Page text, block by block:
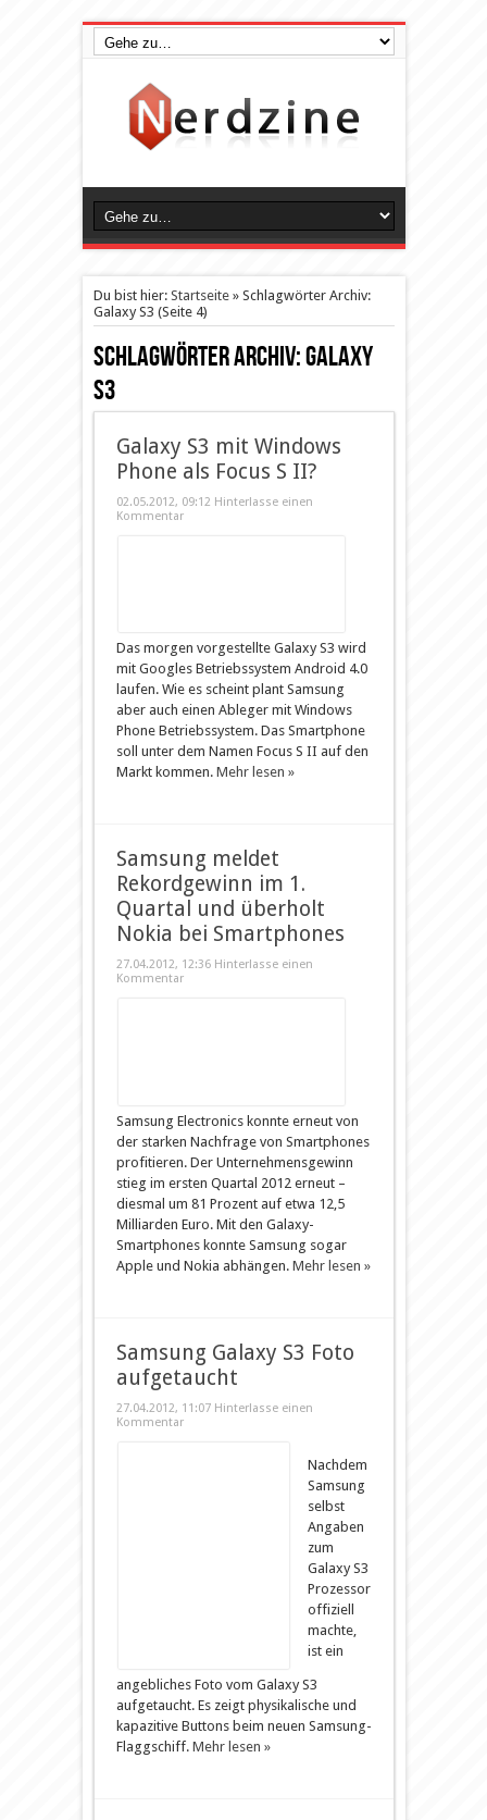
Du bist hier: Startseite» Schlagwörter Archiv:
Galaxy S3 (Seite 4)
Schlagwörter Archiv:Galaxy
S3
Galaxy S3 mit Windows
Phone als Focus S II?
02.05.2012, 09:12 Hinterlasse einen
Kommentar
Das morgen vorgestellte Galaxy S3 wird
mit Googles Betriebssystem Android 4.0
laufen. Wie es scheint plant Samsung
aber auch einen Ableger mit Windows
Phone Betriebssystem. Das Smartphone
soll unter dem Namen Focus S II auf den
Markt kommen. Mehr lesen »
Samsung meldet
Rekordgewinn im 1.
Quartal und überholt
Nokia bei Smartphones
27.04.2012, 12:36 Hinterlasse einen
Kommentar
Samsung Electronics konnte erneut von
der starken Nachfrage von Smartphones
profitieren. Der Unternehmensgewinn
stieg im ersten Quartal 2012 erneut –
diesmal um 81 Prozent auf etwa 12,5
Milliarden Euro. Mit den Galaxy-
Smartphones konnte Samsung sogar
Apple und Nokia abhängen. Mehr lesen »
Samsung Galaxy S3 Foto
aufgetaucht
27.04.2012, 11:07 Hinterlasse einen
Kommentar
Nachdem
Samsung
selbst
Angaben
zum
Galaxy S3
Prozessor
offiziell
machte,
ist ein
angebliches Foto vom Galaxy S3
aufgetaucht. Es zeigt physikalische und
kapazitive Buttons beim neuen Samsung-
Flaggschiff. Mehr lesen »